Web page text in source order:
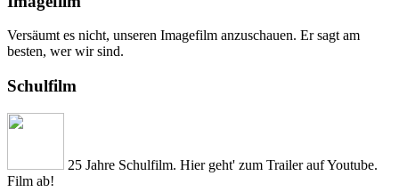
Versäumt es nicht, unseren Imagefilm anzuschauen. Er sagt am
besten, wer wir sind.
Schulfilm
25 Jahre Schulfilm. Hier geht' zum Trailer auf Youtube.
Film ab!